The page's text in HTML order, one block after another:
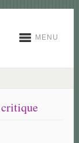
MENU
critique